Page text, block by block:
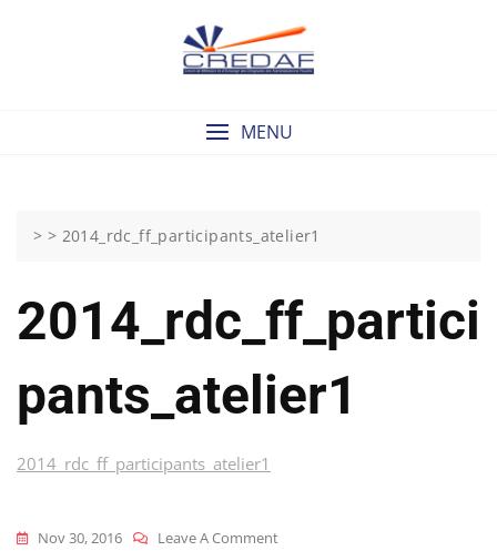
MENU
> > 2014_rdc_ff_participants_atelier1
2014_rdc_ff_partici
Pants_atelier1
2014_rdc_ff_participants_atelier1
Nov 30, 2016 Leave A CommentOn